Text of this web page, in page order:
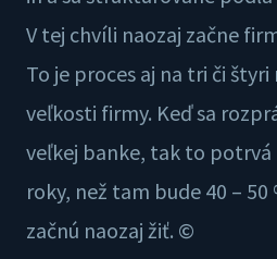
V tej chvíli naozaj začne
To je proces aj na tri či štyri
veľkosti firmy. Keď sa
veľkej banke, tak to
roky, než tam bude 40 –
začnú naozaj žiť. ©